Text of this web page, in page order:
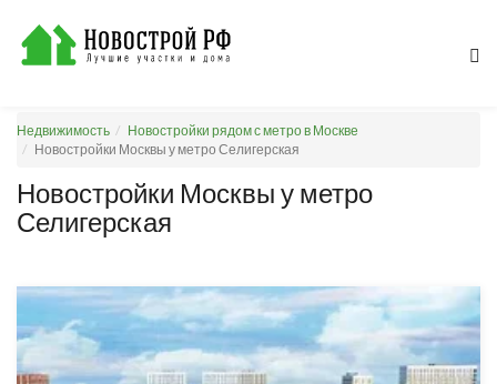
Недвижимость
Новостройки рядом с метро в Москве
Новостройки Москвы у метро Селигерская
Новостройки Москвы у метро
Селигерская